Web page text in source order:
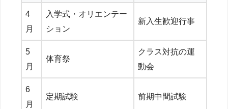
4
月
入学式・オリエンテー
ション
新入生歓迎行事
5
月
体育祭
クラス対抗の運
動会
6
月
定期試験 前期中間試験